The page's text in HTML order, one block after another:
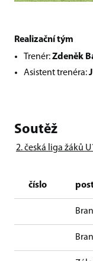
Realizační tým
Trenér:Zdeněk
Asistent trenéra:
Soutěž
2. česká liga žáků
číslo